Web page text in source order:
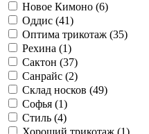
Новое Кимоно (6)
Оддис (41)
Оптима трикотаж (35)
Рехина (1)
Сактон (37)
Санрайс (2)
Склад носков (49)
Софья (1)
Стиль (4)